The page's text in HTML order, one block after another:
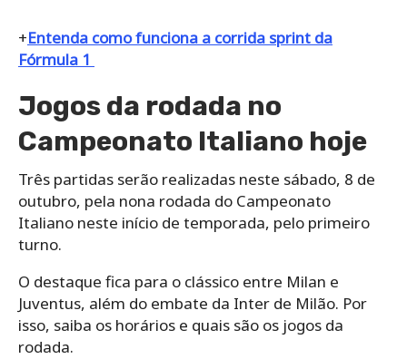
+Entenda como funciona a corrida sprint da
Fórmula 1
Jogos da rodada no
Campeonato Italiano hoje
Três partidas serão realizadas neste sábado, 8 de
outubro, pela nona rodada do Campeonato
Italiano neste início de temporada, pelo primeiro
turno.
O destaque fica para o clássico entre Milan e
Juventus, além do embate da Inter de Milão. Por
isso, saiba os horários e quais são os jogos da
rodada.